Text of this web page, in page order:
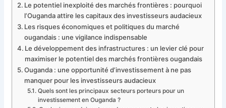
Le potentiel inexploité des marchés frontières : pourquoi
l’Ouganda attire les capitaux des investisseurs audacieux
Les risques économiques et politiques du marché
ougandais : une vigilance indispensable
Le développement des infrastructures : un levier clé pour
maximiser le potentiel des marchés frontières ougandais
Ouganda : une opportunité d’investissement à ne pas
manquer pour les investisseurs audacieux
Quels sont les principaux secteurs porteurs pour un
investissement en Ouganda ?